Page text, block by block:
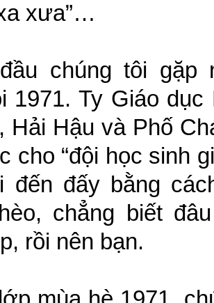
xưa”…
chúng tôi gặp
1971. Ty Giáo
Hải Hậu và Phố
cho “đội học sinh
đến đấy bằng
chẳng biết
rồi nên bạn.